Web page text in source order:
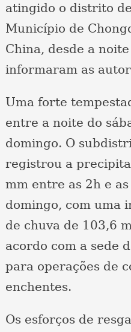
atingido o distrito
Município de
China, desde a
informaram as
Uma forte
entre a noite do
domingo. O
registrou a
mm entre as 2h e
domingo, com uma
de chuva de 103,6
acordo com a sede
para operações de
enchentes.
Os esforços de